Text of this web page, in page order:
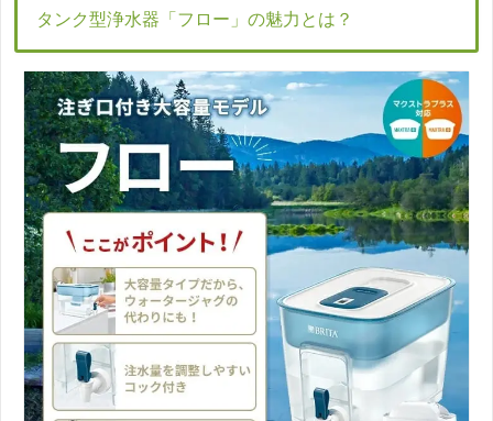
タンク型浄水器「フロー」の魅力とは？